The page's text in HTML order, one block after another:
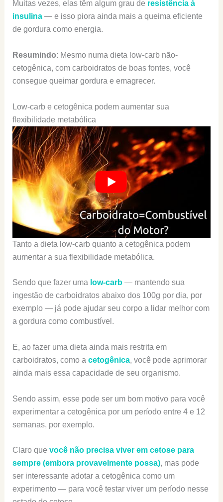
Muitas vezes, elas têm algum grau de resistência à
insulina— e isso piora ainda mais a queima eficiente
de gordura como energia.
Resumindo: Mesmo numa dieta low-carb não-
cetogênica, com carboidratos de boas fontes, você
consegue queimar gordura e emagrecer.
Low-carb e cetogênica podem aumentar sua
flexibilidade metabólica
Tanto a dieta low-carb quanto a cetogênica podem
aumentar a sua flexibilidade metabólica.
Sendo que fazer uma low-carb— mantendo sua
ingestão de carboidratos abaixo dos 100g por dia, por
exemplo — já pode ajudar seu corpo a lidar melhor com
a gordura como combustível.
E, ao fazer uma dieta ainda mais restrita em
carboidratos, como a cetogênica, você pode aprimorar
ainda mais essa capacidade de seu organismo.
Sendo assim, esse pode ser um bom motivo para você
experimentar a cetogênica por um período entre 4 e 12
semanas, por exemplo.
Claro que você não precisa viver em cetose para
sempre (embora provavelmente possa), mas pode
ser interessante adotar a cetogênica como um
experimento — para você testar viver um período nesse